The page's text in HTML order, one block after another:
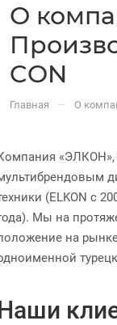
О
CON
Главная — О
«ЭЛКОН»,
(ELKON с
Мы на
на